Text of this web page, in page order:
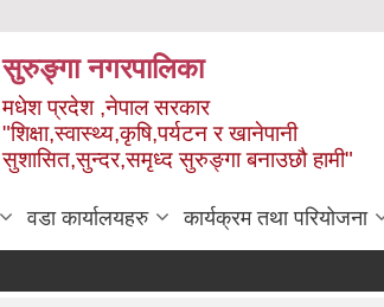
सुरुङ्‍गा नगरपालिका
मधेश प्रदेश ,नेपाल सरकार
"शिक्षा,स्वास्थ्य,कृषि,पर्यटन र खानेपानी
सुशासित,सुन्दर,समृध्द सुरुङ्गा बनाउछौ हामी"
वडा कार्यालयहरु कार्यक्रम तथा परियोजना